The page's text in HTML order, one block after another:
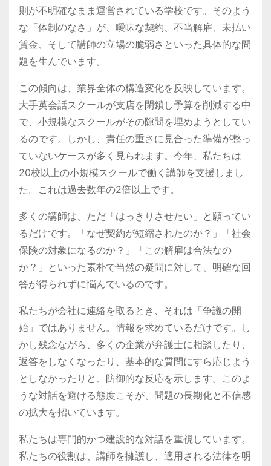
則が不明確なまま運営されている学校です。そのよう
な「体制のなさ」が、曖昧な契約、不当解雇、未払い
賃金、そして講師の立場の脆弱さといった具体的な問
題を生んでいます。
この傾向は、業界全体の構造変化を反映しています。
大手英会話スクールが支店を閉鎖し予算を削減する中
で、小規模なスクールがその隙間を埋めようとしてい
るのです。しかし、責任の重さに見合った準備が整っ
ていないケースが多く見られます。今年、私たちは
20校以上の小規模スクールで働く講師を支援しまし
た。これは過去数年の2倍以上です。
多くの講師は、ただ「はっきりさせたい」と願ってい
るだけです。「なぜ契約が短縮されたのか？」「社会
保険の対象になるのか？」「この解雇は合法なの
か？」といった素朴で当然の疑問に対して、明確な回
答が得られずに悩んでいるのです。
私たちが会社に連絡を取るとき、それは「争議の開
始」ではありません。情報を求めているだけです。し
かし残念ながら、多くの企業が弁護士に相談したり、
返答をしなくなったり、基本的な質問にすら応じよう
としなかったりと、防御的な反応を示します。このよ
うな対話を避ける態度こそが、問題の長期化と不信感
の拡大を招いています。
私たちは専門的かつ建設的な対話を重視しています。
私たちの役割は、講師を擁護し、適用される法律を明